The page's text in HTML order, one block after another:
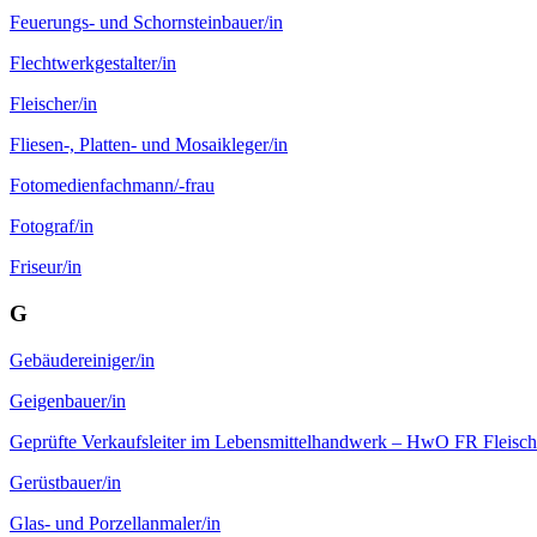
Feuerungs- und Schornstein­bauer/in
Flechtwerk­gestalter/in
Fleischer/in
Fliesen-, Platten- und Mosaik­leger/in
Foto­medien­fachmann/-frau
Fotograf/in
Friseur/in
G
Gebäuder­einiger/in
Geigen­bauer/in
Geprüfte Verkaufsleiter im Lebensmittel­handwerk – HwO FR
Gerüstbauer/in
Glas- und Porzellan­maler/in